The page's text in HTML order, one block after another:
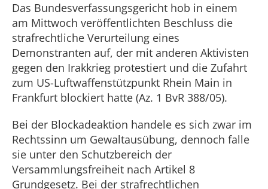
Das Bundesverfassungsgericht hob in einem
am Mittwoch veröffentlichten Beschluss die
strafrechtliche Verurteilung eines
Demonstranten auf, der mit anderen Aktivisten
gegen den Irakkrieg protestiert und die Zufahrt
zum US-Luftwaffenstützpunkt Rhein Main in
Frankfurt blockiert hatte (Az. 1 BvR 388/05).
Bei der Blockadeaktion handele es sich zwar im
Rechtssinn um Gewaltausübung, dennoch falle
sie unter den Schutzbereich der
Versammlungsfreiheit nach Artikel 8
Grundgesetz. Bei der strafrechtlichen